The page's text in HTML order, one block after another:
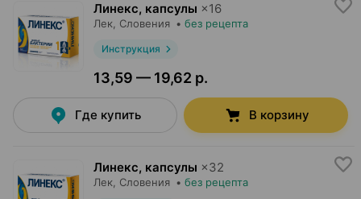
Линекс, капсулы ×16
Лек , Словения • без рецепта
Инструкция
13,59 — 19,62 р.
Где купить В корзину
Линекс, капсулы ×32
Лек , Словения • без рецепта